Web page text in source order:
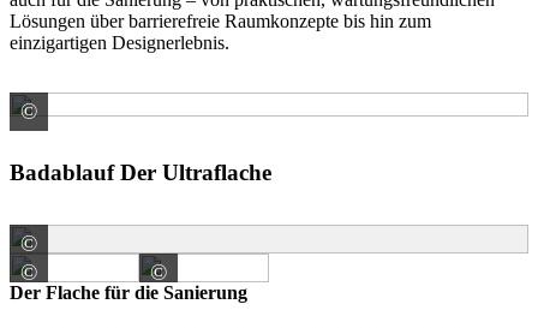
Lösungen über barrierefreie Raumkonzepte bis hin zum
einzigartigen Designerlebnis.
© KESSEL SE + Co. KG
Badablauf Der Ultraflache
©
© KESSEL SE + Co. KG
©
Der Flache für die Sanierung